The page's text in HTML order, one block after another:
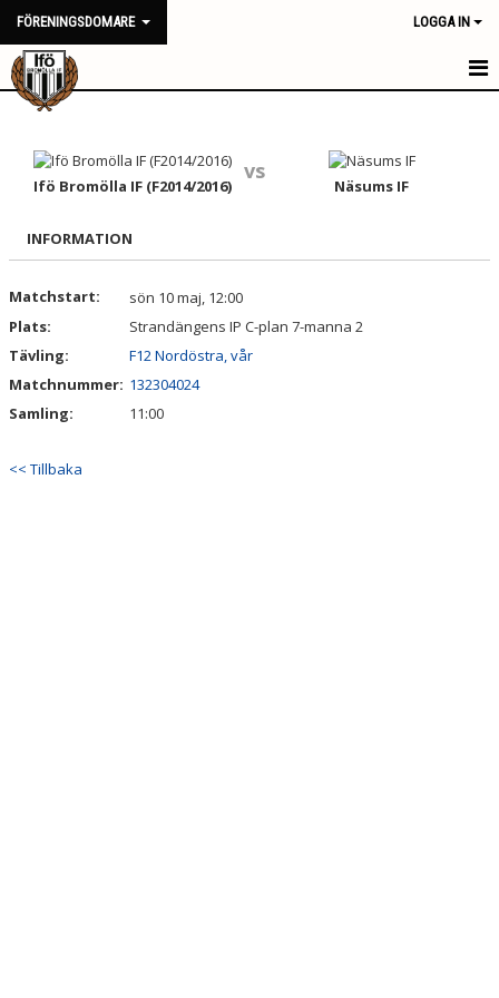
FÖRENINGSDOMARE LOGGA IN
HEM
NYHETER
TRUPPEN
BILDGALLERI
DOKUMENT
Ifö Bromölla IF (F2014/2016)
vs
Näsums IF
INFORMATION
Matchstart:
sön 10 maj, 12:00
Plats:
Strandängens IP C-plan 7-manna 2
Tävling:
F12 Nordöstra, vår
Matchnummer: 132304024
Samling:
11:00
<< Tillbaka